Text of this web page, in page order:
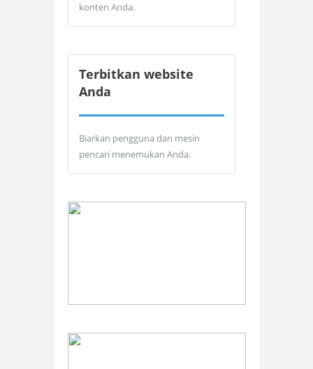
konten Anda.
Terbitkan website
Anda
Biarkan pengguna dan mesin
pencari menemukan Anda.